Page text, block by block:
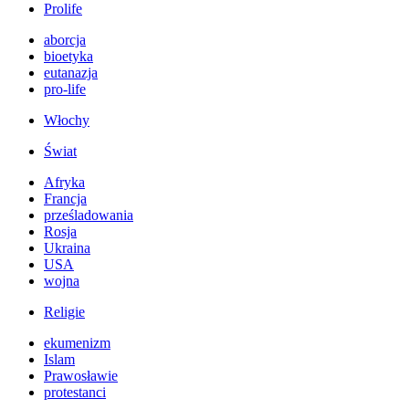
Prolife
aborcja
bioetyka
eutanazja
pro-life
Włochy
Świat
Afryka
Francja
prześladowania
Rosja
Ukraina
USA
wojna
Religie
ekumenizm
Islam
Prawosławie
protestanci